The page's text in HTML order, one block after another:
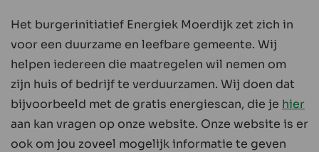
Het burgerinitiatief Energiek Moerdijk zet zich in
voor een duurzame en leefbare gemeente. Wij
helpen iedereen die maatregelen wil nemen om
zijn huis of bedrijf te verduurzamen. Wij doen dat
bijvoorbeeld met de gratis energiescan, die je hier
aan kan vragen op onze website. Onze website is er
ook om jou zoveel mogelijk informatie te geven